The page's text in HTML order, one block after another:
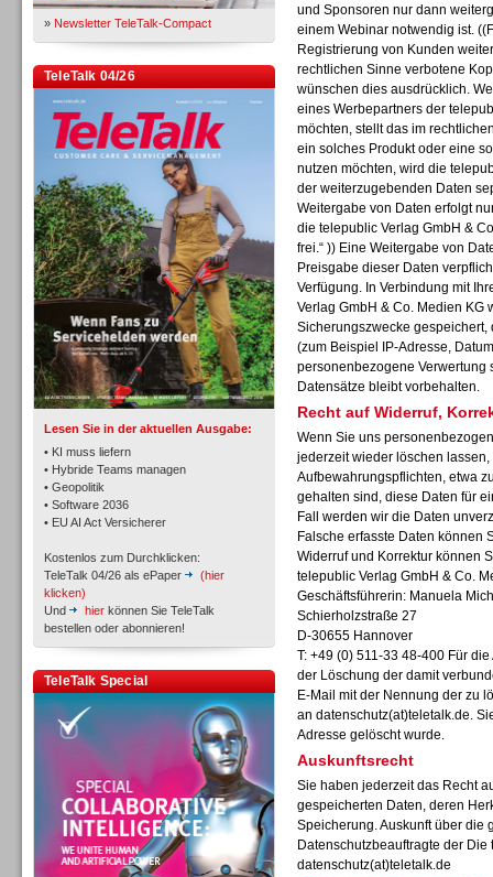
» Newsletter TeleTalk-Compact
TeleTalk 04/26
Lesen Sie in der aktuellen Ausgabe:
• KI muss liefern
• Hybride Teams managen
• Geopolitik
• Software 2036
• EU AI Act Versicherer
Kostenlos zum Durchklicken:
TeleTalk 04/26 als ePaper
(hier
klicken)
Und
hier können Sie TeleTalk
bestellen oder abonnieren!
TeleTalk Special
TK- und ACD-Systeme
Workforce-Management
Personal
Personal
und Sponsoren nur dann
einem Webinar notwendig ist.
Registrierung von Kunden
rechtlichen Sinne verbotene
wünschen dies ausdrücklich.
eines Werbepartners der
möchten, stellt das im
ein solches Produkt oder eine
nutzen möchten, wird die
der weiterzugebenden Daten
Weitergabe von Daten erfolgt
die telepublic Verlag GmbH &
frei.“ )) Eine Weitergabe von
Preisgabe dieser Daten
Verfügung. In Verbindung mit
Verlag GmbH & Co. Medien KG
Sicherungszwecke
(zum Beispiel IP-Adresse,
personenbezogene Verwertung
Datensätze bleibt vorbehalten.
Recht auf Widerruf,
Wenn Sie uns
jederzeit wieder löschen
Aufbewahrungspflichten, etwa
gehalten sind, diese Daten für
Fall werden wir die Daten
Falsche erfasste Daten können
Widerruf und Korrektur können
telepublic Verlag GmbH & Co.
Geschäftsführerin: Manuela
Schierholzstraße 27
D-30655 Hannover
T: +49 (0) 511-33 48-400 Für
der Löschung der damit
E-Mail mit der Nennung der zu
an datenschutz(at)teletalk.de.
Adresse gelöscht wurde.
Auskunftsrecht
Sie haben jederzeit das Recht
gespeicherten Daten, deren
Speicherung. Auskunft über die
Datenschutzbeauftragte der
datenschutz(at)teletalk.de